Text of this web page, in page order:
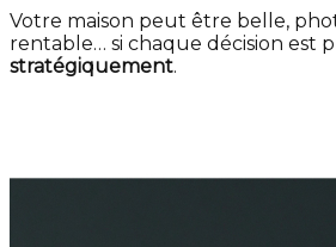
Votre maison peut être belle,
rentable… si chaque décision est
stratégiquement.